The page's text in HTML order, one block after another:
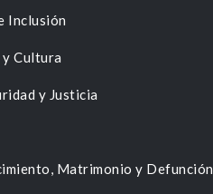
Inclusión
Cultura
y Justicia
Matrimonio y Defunción